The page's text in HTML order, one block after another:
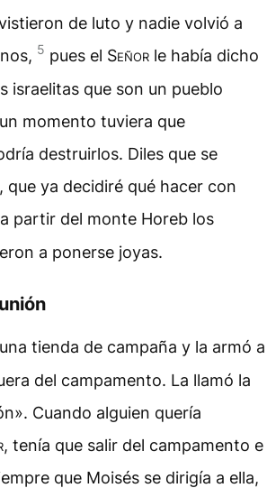
de luto y nadie volvió a
5 pues el Señor le había dicho
israelitas que son un pueblo
momento tuviera que
destruirlos. Diles que se
que ya decidiré qué hacer con
partir del monte Horeb los
a ponerse joyas.
tienda de campaña y la armó a
del campamento. La llamó la
». Cuando alguien quería
, tenía que salir del campamento e
que Moisés se dirigía a ella,